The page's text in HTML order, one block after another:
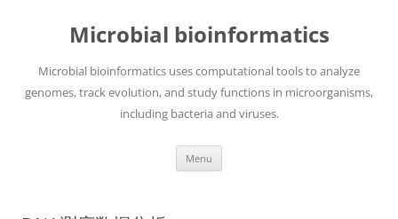
Microbial bioinformatics
Microbial bioinformatics uses computational tools to analyze
genomes, track evolution, and study functions in microorganisms,
including bacteria and viruses.
Menu